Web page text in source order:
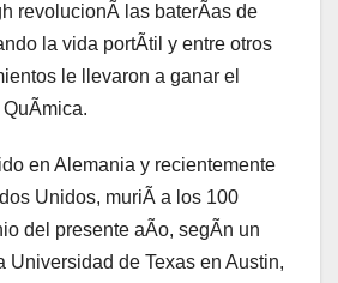
revolucionÃ las baterÃas de
la vida portÃtil y entre otros
le llevaron a ganar el
en Alemania y recientemente
Unidos, muriÃ a los 100
del presente aÃo, segÃn un
Universidad de Texas en Austin,